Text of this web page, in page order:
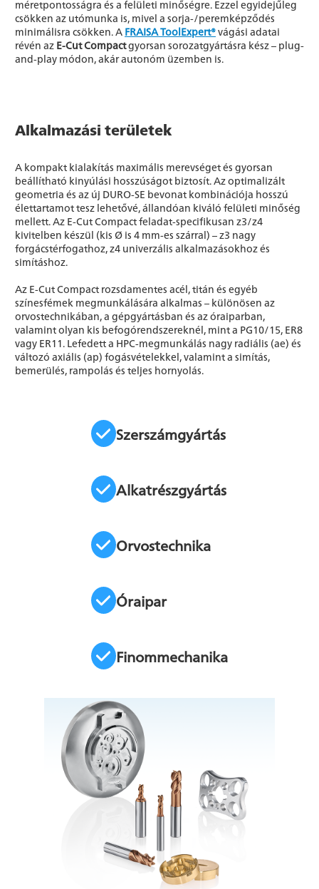
méretpontosságra és a felületi minőségre. Ezzel egyidejűleg
csökken az utómunka is, mivel a sorja-/peremképződés
minimálisra csökken. A FRAISA ToolExpert®vágási adatai
révén az E-Cut Compactgyorsan sorozatgyártásra kész – plug-
and-play módon, akár autonóm üzemben is.
Alkalmazási területek
A kompakt kialakítás maximális merevséget és gyorsan
beállítható kinyúlási hosszúságot biztosít. Az optimalizált
geometria és az új DURO-SE bevonat kombinációja hosszú
élettartamot tesz lehetővé, állandóan kiváló felületi minőség
mellett. Az E-Cut Compact feladat-specifikusan z3/z4
kivitelben készül (kis Ø is 4 mm-es szárral) – z3 nagy
forgácstérfogathoz, z4 univerzális alkalmazásokhoz és
simításhoz.
Az E-Cut Compact rozsdamentes acél, titán és egyéb
színesfémek megmunkálására alkalmas – különösen az
orvostechnikában, a gépgyártásban és az óraiparban,
valamint olyan kis befogórendszereknél, mint a PG10/15, ER8
vagy ER11. Lefedett a HPC-megmunkálás nagy radiális (ae) és
változó axiális (ap) fogásvételekkel, valamint a simítás,
bemerülés, rampolás és teljes hornyolás.
Szerszámgyártás
Alkatrészgyártás
Orvostechnika
Óraipar
Finommechanika